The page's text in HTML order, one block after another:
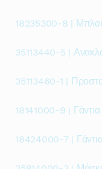
18235300-8 |
35113440-5 |
35113460-1 |
18141000-9 | Γάντια
18424000-7 |